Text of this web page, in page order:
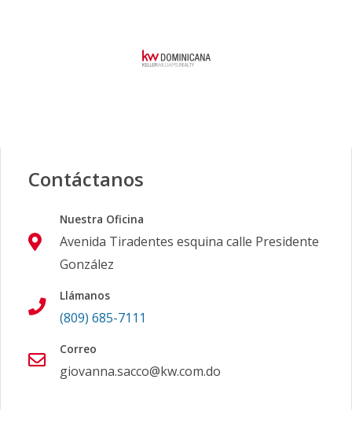
Contáctanos
Nuestra Oficina
Avenida Tiradentes esquina calle Presidente
González
Llámanos
(809) 685-7111
Correo
giovanna.sacco@kw.com.do